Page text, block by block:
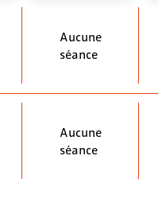
Aucune
séance
Aucune
séance